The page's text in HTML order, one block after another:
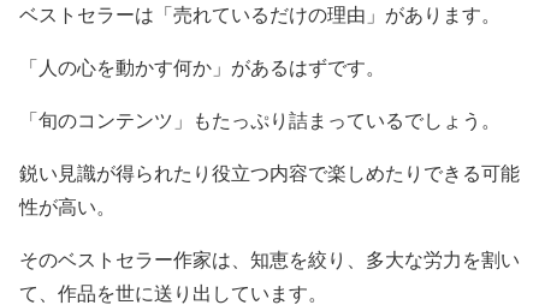
ベストセラーは「売れているだけの理由」があります。
「人の心を動かす何か」があるはずです。
「旬のコンテンツ」もたっぷり詰まっているでしょう。
鋭い見識が得られたり役立つ内容で楽しめたりできる可能
性が高い。
そのベストセラー作家は、知恵を絞り、多大な労力を割い
て、作品を世に送り出しています。